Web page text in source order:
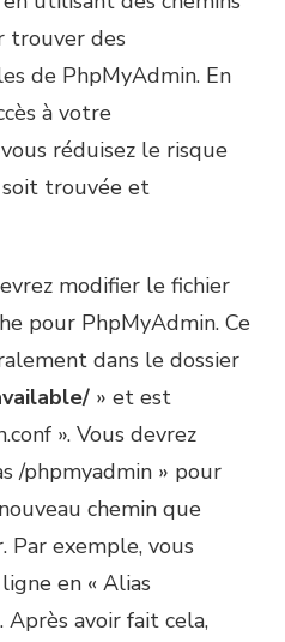
trouver des
de PhpMyAdmin. En
à votre
réduisez le risque
trouvée et
modifier le fichier
pour PhpMyAdmin. Ce
dans le dossier
» et est
». Vous devrez
/phpmyadmin » pour
chemin que
Par exemple, vous
en « Alias
Après avoir fait cela,